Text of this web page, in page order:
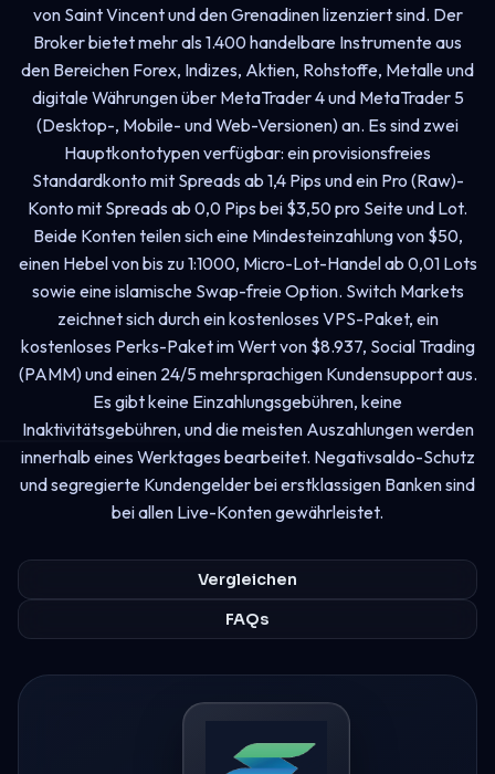
von Saint Vincent und den Grenadinen lizenziert sind. Der
Broker bietet mehr als 1.400 handelbare Instrumente aus
den Bereichen Forex, Indizes, Aktien, Rohstoffe, Metalle und
digitale Währungen über MetaTrader 4 und MetaTrader 5
(Desktop-, Mobile- und Web-Versionen) an. Es sind zwei
Hauptkontotypen verfügbar: ein provisionsfreies
Standardkonto mit Spreads ab 1,4 Pips und ein Pro (Raw)-
Konto mit Spreads ab 0,0 Pips bei $3,50 pro Seite und Lot.
Beide Konten teilen sich eine Mindesteinzahlung von $50,
einen Hebel von bis zu 1:1000, Micro-Lot-Handel ab 0,01 Lots
sowie eine islamische Swap-freie Option. Switch Markets
zeichnet sich durch ein kostenloses VPS-Paket, ein
kostenloses Perks-Paket im Wert von $8.937, Social Trading
(PAMM) und einen 24/5 mehrsprachigen Kundensupport aus.
Es gibt keine Einzahlungsgebühren, keine
Inaktivitätsgebühren, und die meisten Auszahlungen werden
innerhalb eines Werktages bearbeitet. Negativsaldo-Schutz
und segregierte Kundengelder bei erstklassigen Banken sind
bei allen Live-Konten gewährleistet.
Vergleichen
FAQs